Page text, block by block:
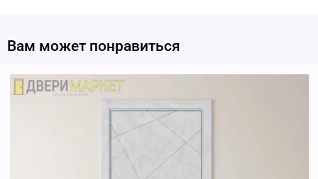
Вам может понравиться